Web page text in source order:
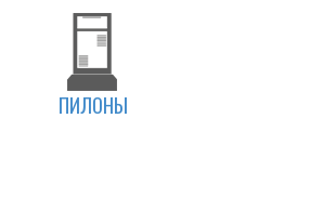
ПИЛОНЫ